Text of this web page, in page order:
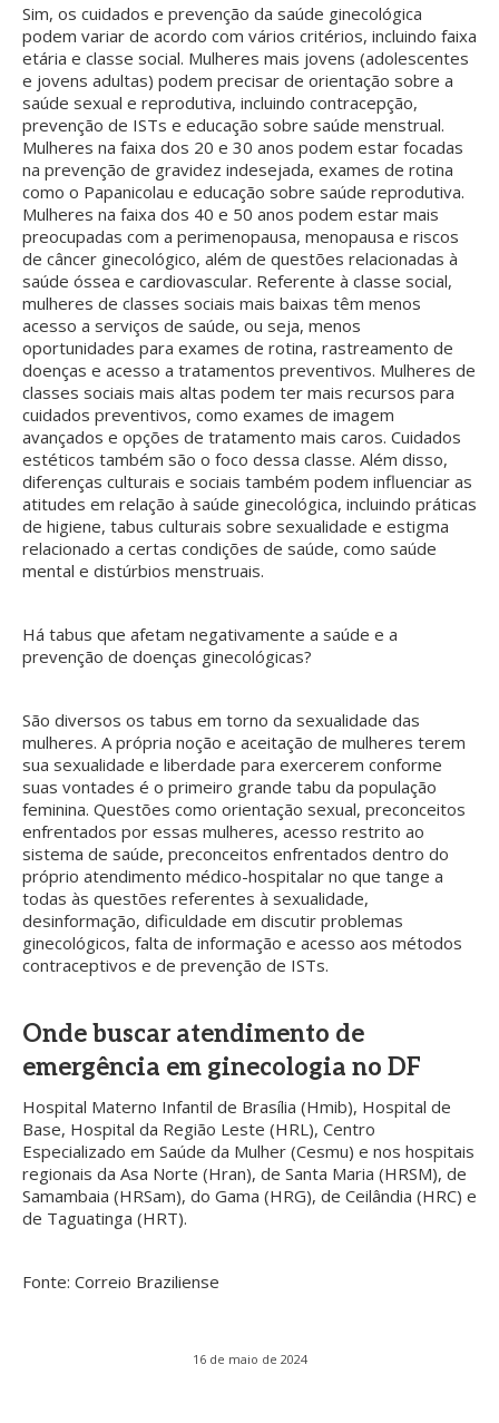
Sim, os cuidados e prevenção da saúde ginecológica
podem variar de acordo com vários critérios, incluindo faixa
etária e classe social. Mulheres mais jovens (adolescentes
e jovens adultas) podem precisar de orientação sobre a
saúde sexual e reprodutiva, incluindo contracepção,
prevenção de ISTs e educação sobre saúde menstrual.
Mulheres na faixa dos 20 e 30 anos podem estar focadas
na prevenção de gravidez indesejada, exames de rotina
como o Papanicolau e educação sobre saúde reprodutiva.
Mulheres na faixa dos 40 e 50 anos podem estar mais
preocupadas com a perimenopausa, menopausa e riscos
de câncer ginecológico, além de questões relacionadas à
saúde óssea e cardiovascular. Referente à classe social,
mulheres de classes sociais mais baixas têm menos
acesso a serviços de saúde, ou seja, menos
oportunidades para exames de rotina, rastreamento de
doenças e acesso a tratamentos preventivos. Mulheres de
classes sociais mais altas podem ter mais recursos para
cuidados preventivos, como exames de imagem
avançados e opções de tratamento mais caros. Cuidados
estéticos também são o foco dessa classe. Além disso,
diferenças culturais e sociais também podem influenciar as
atitudes em relação à saúde ginecológica, incluindo práticas
de higiene, tabus culturais sobre sexualidade e estigma
relacionado a certas condições de saúde, como saúde
mental e distúrbios menstruais.
Há tabus que afetam negativamente a saúde e a
prevenção de doenças ginecológicas?
São diversos os tabus em torno da sexualidade das
mulheres. A própria noção e aceitação de mulheres terem
sua sexualidade e liberdade para exercerem conforme
suas vontades é o primeiro grande tabu da população
feminina. Questões como orientação sexual, preconceitos
enfrentados por essas mulheres, acesso restrito ao
sistema de saúde, preconceitos enfrentados dentro do
próprio atendimento médico-hospitalar no que tange a
todas às questões referentes à sexualidade,
desinformação, dificuldade em discutir problemas
ginecológicos, falta de informação e acesso aos métodos
contraceptivos e de prevenção de ISTs.
Onde buscar atendimento de
emergência em ginecologia no DF
Hospital Materno Infantil de Brasília (Hmib), Hospital de
Base, Hospital da Região Leste (HRL), Centro
Especializado em Saúde da Mulher (Cesmu) e nos hospitais
regionais da Asa Norte (Hran), de Santa Maria (HRSM), de
Samambaia (HRSam), do Gama (HRG), de Ceilândia (HRC) e
de Taguatinga (HRT).
Fonte: Correio Braziliense
16 de maio de 2024